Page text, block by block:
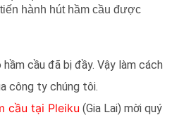
hành hút hầm cầu được
cầu đã bị đầy. Vậy làm cách
công ty chúng tôi.
cầu tại Pleiku (Gia Lai) mời quý